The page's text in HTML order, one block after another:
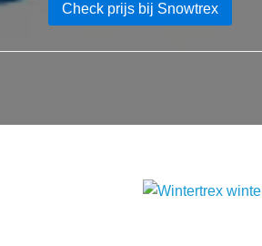
Check prijs bij Snowtrex